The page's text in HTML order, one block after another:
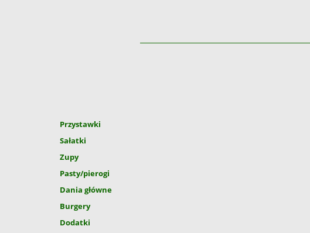
Przystawki
Sałatki
Zupy
Pasty/pierogi
Dania główne
Burgery
Dodatki